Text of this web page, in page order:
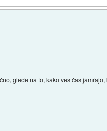
glede na to, kako ves čas